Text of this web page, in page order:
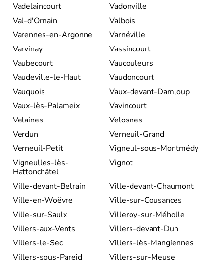
Vadelaincourt
Vadonville
Val-d'Ornain
Valbois
Varennes-en-Argonne
Varnéville
Varvinay
Vassincourt
Vaubecourt
Vaucouleurs
Vaudeville-le-Haut
Vaudoncourt
Vauquois
Vaux-devant-Damloup
Vaux-lès-Palameix
Vavincourt
Velaines
Velosnes
Verdun
Verneuil-Grand
Verneuil-Petit
Vigneul-sous-Montmédy
Vigneulles-lès-
Hattonchâtel
Vignot
Ville-devant-Belrain
Ville-devant-Chaumont
Ville-en-Woëvre
Ville-sur-Cousances
Ville-sur-Saulx
Villeroy-sur-Méholle
Villers-aux-Vents
Villers-devant-Dun
Villers-le-Sec
Villers-lès-Mangiennes
Villers-sous-Pareid
Villers-sur-Meuse